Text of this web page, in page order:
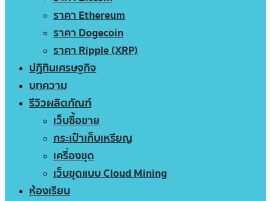
ราคา Ethereum
ราคา Dogecoin
ราคา Ripple (XRP)
ปฏิทินเศรษฐกิจ
บทความ
รีวิวผลิตภัณฑ์
เว็บซื้อขาย
กระเป๋าเก็บเหรียญ
เครื่องขุด
เว็บขุดแบบ Cloud Mining
ห้องเรียน